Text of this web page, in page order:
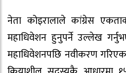
नेता कोइरालाले कांग्रेस
महाधिवेशन हुनुपर्ने उल्लेख
महाधिवेशनपछि नवीकरण